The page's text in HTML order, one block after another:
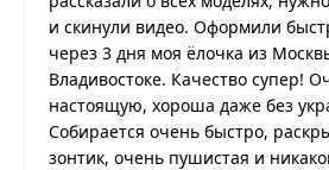
и скинули видео. Оформили
через 3 дня моя ёлочка из
Владивостоке. Качество супер!
настоящую, хороша даже без
Собирается очень быстро,
зонтик, очень пушистая и